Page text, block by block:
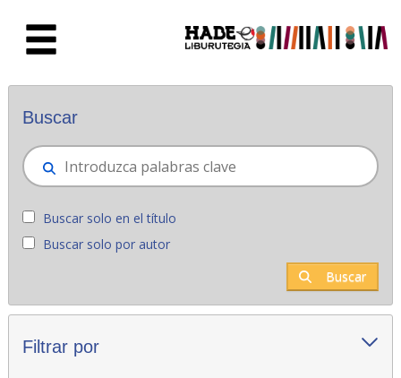
Novedades - Liburutegia
Buscar
Buscar solo en el título
Buscar solo por autor
Buscar
Filtrar por